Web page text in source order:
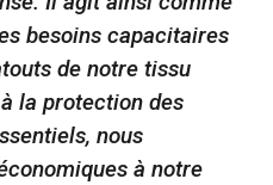
besoins capacitaires
de notre tissu
la protection des
nous
à notre